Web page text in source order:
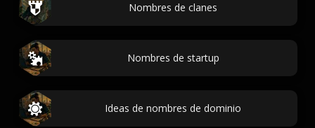
Nombres de clanes
Nombres de startup
Ideas de nombres de dominio